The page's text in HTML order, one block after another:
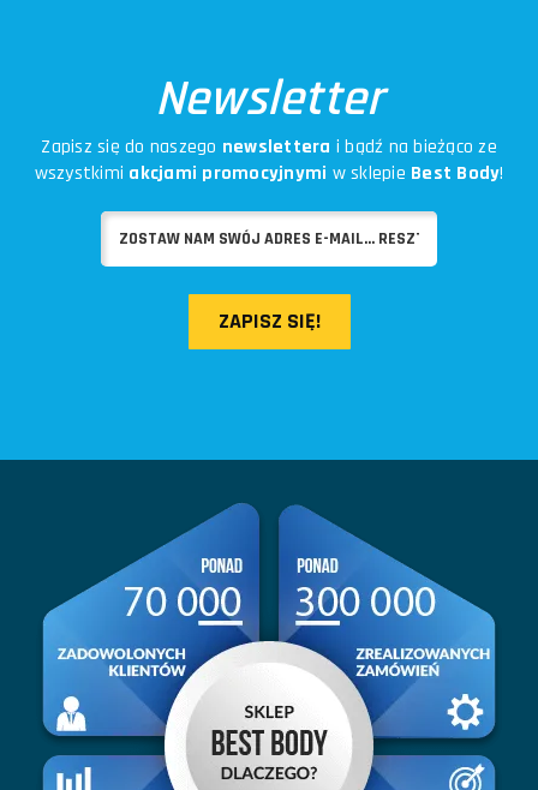
Newsletter
Zapisz się do naszego newslettera i bądź na bieżąco ze
wszystkimi akcjami promocyjnymi w sklepie Best Body!
ZAPISZ SIĘ!